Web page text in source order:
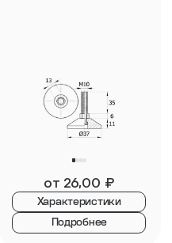
от 26,00 ₽
Характеристики
Подробнее